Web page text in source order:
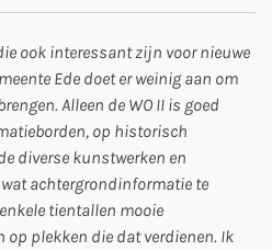
ook interessant zijn voor nieuwe
Ede doet er weinig aan om
Alleen de WO II is goed
op historisch
diverse kunstwerken en
achtergrondinformatie te
tientallen mooie
plekken die dat verdienen. Ik